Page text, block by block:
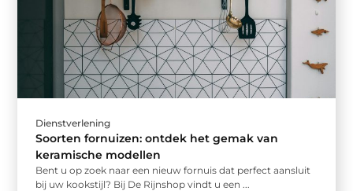
Dienstverlening
Soorten fornuizen: ontdek het gemak van
keramische modellen
Bent u op zoek naar een nieuw fornuis dat perfect aansluit
bij uw kookstijl? Bij De Rijnshop vindt u een ...